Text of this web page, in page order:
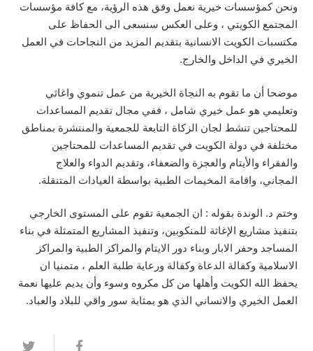
ونحن كمؤسسات خيرية نعمل وفق هذه الرؤية، مع كافة مؤسسات
المجتمع الكويتي ، وعلى العكس سنسعى الى الحفاظ على
مكتسبات الكويت الانسانية بتقديم المزيد من النجاحات في العمل
الخيري في الداخل والخارج.
موضحا أن ما تقوم به النجاة الخيرية من عمل تنموي واغاثي
وتعليمي هو عمل خيري شامل ، ففي مجال تقديم المساعدات
للمحتاجين تنشط لجان الزكاة التابعة للجمعية والمنتشرة بمناطق
مختلفة في دولة الكويت في تقديم المساعدات للمحتاجين
والفقراء والأيتام والعجزة والضعفاء، وتقديم الدواء والعلاج
المجاني، واقامة المخيمات الطبية بواسطة العيادات المتنقلة.
وختم د. الوندة بقوله : ان الجمعية تقوم على المستوى الخارجي
بتنفيذ مشاريع الإغاثة للمنكوبين، وتنفيذ المشاريع المتمثلة في بناء
المساجد وحفر الابار وبناء دور الايتام والمراكز الطبية والمراكز
الاسلامية وكفالة الدعاة وكفالة ورعاية طلبة العلم ، متمنيا ان
يحفظ الله الكويت وأهلها من كل مكروه وسوء وأن يديم عليها نعمة
العمل الخيري والانساني الذي هو بمثابة سور واقي للبلاد والعباد.